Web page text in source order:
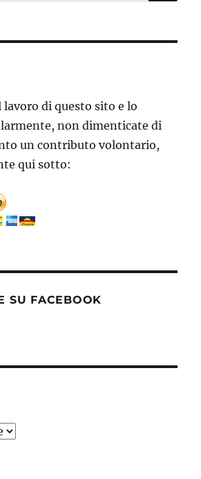
lavoro di questo sito e lo
non dimenticate di
un contributo volontario,
qui sotto:
SU FACEBOOK